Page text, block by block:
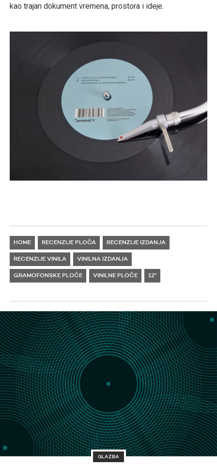
kao trajan dokument vremena, prostora i ideje.
HOME RECENZIJE PLOČA RECENZIJE IZDANJA
RECENZIJE VINILA VINILNA IZDANJA
GRAMOFONSKE PLOČE VINILNE PLOČE 12"
GLAZBA